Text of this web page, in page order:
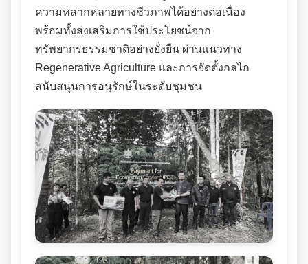
ความหลากหลายทางชีวภาพได้อย่างต่อเนื่อง
พร้อมทั้งส่งเสริมการใช้ประโยชน์จาก
ทรัพยากรธรรมชาติอย่างยั่งยืน ผ่านแนวทาง
Regenerative Agriculture และการจัดตั้งกลไก
สนับสนุนการอนุรักษ์ในระดับชุมชน